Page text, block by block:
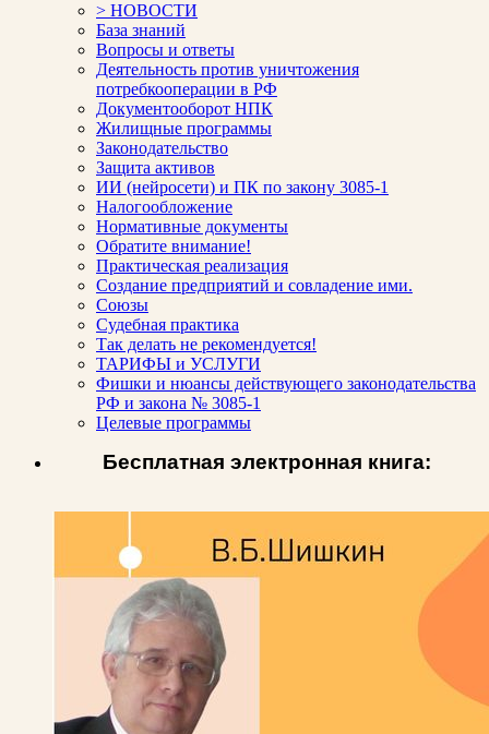
> НОВОСТИ
База знаний
Вопросы и ответы
Деятельность против уничтожения
потребкооперации в РФ
Документооборот НПК
Жилищные программы
Законодательство
Защита активов
ИИ (нейросети) и ПК по закону 3085-1
Налогообложение
Нормативные документы
Обратите внимание!
Практическая реализация
Создание предприятий и совладение ими.
Союзы
Судебная практика
Так делать не рекомендуется!
ТАРИФЫ и УСЛУГИ
Фишки и нюансы действующего законодательства
РФ и закона № 3085-1
Целевые программы
Бесплатная электронная книга: